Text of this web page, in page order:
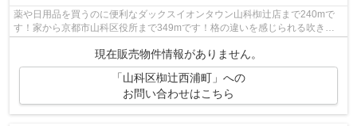
薬や日用品を買うのに便利なダックスイオンタウン山科椥辻店まで240mで
す！家から京都市山科区役所まで349mです！格の違いを感じられる吹き抜
現在販売物件情報がありません。
「山科区椥辻西浦町」への
お問い合わせはこちら